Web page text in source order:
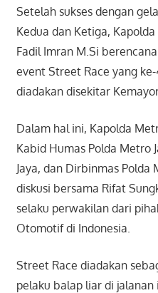
Setelah sukses dengan
Kedua dan Ketiga,
Fadil Imran M.Si
event Street Race yang
diadakan disekitar
Dalam hal ini, Kapolda
Kabid Humas Polda Metro
Jaya, dan Dirbinmas Polda
diskusi bersama Rifat
selaku perwakilan dari
Otomotif di Indonesia.
Street Race diadakan
pelaku balap liar di